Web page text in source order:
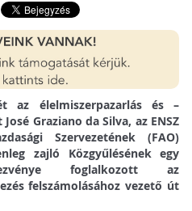
az élelmiszerpazarlás és –
Graziano da Silva, az ENSZ
Szervezetének (FAO)
zajló Közgyűlésének egy
foglalkozott az
felszámolásához vezető út